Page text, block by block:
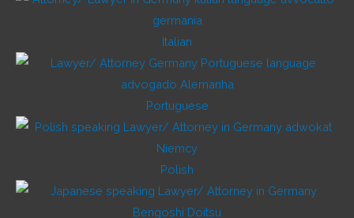
Italian
Portuguese
Polish